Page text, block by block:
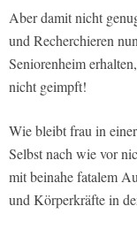
Aber damit nicht
und Recherchieren
Seniorenheim
nicht geimpft!
Wie bleibt frau in
Selbst nach wie vor
mit beinahe fatalem
und Körperkräfte in